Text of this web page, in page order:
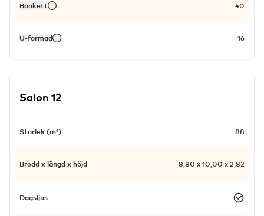
Bankett 40
U-formad 16
Salon 12
Storlek (m²) 88
Bredd x längd x höjd 8,80 x 10,00 x 2,82
Dagsljus